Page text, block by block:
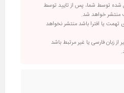
شده توسط شما، پس از تایید توسط
منتشر خواهد شد.
تهمت یا افترا باشد منتشر نخواهد
از زبان فارسی یا غیر مرتبط باشد